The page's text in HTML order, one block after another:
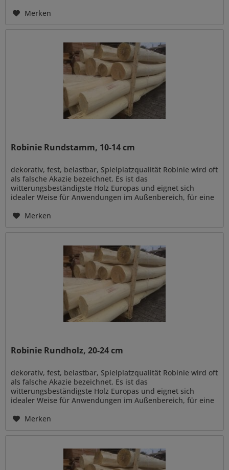
Merken
Robinie Rundstamm, 10-14 cm
dekorativ, fest, belastbar, Spielplatzqualität Robinie wird oft
als falsche Akazie bezeichnet. Es ist das
witterungsbeständigste Holz Europas und eignet sich
idealer Weise für Anwendungen im Außenbereich, für eine
Merken
Robinie Rundholz, 20-24 cm
dekorativ, fest, belastbar, Spielplatzqualität Robinie wird oft
als falsche Akazie bezeichnet. Es ist das
witterungsbeständigste Holz Europas und eignet sich
idealer Weise für Anwendungen im Außenbereich, für eine
Merken